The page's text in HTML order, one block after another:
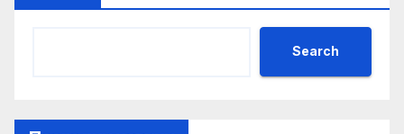
Search